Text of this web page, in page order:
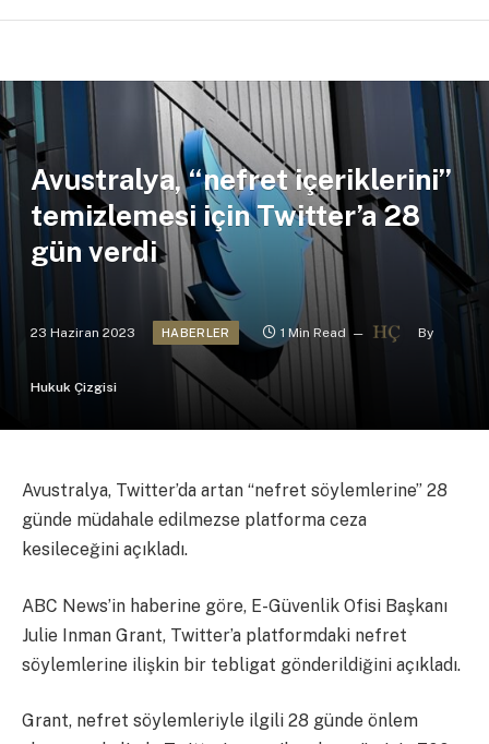
Avustralya, “nefret içeriklerini”
temizlemesi için Twitter’a 28
gün verdi
23 Haziran 2023 HABERLER 1 Min Read By
Hukuk Çizgisi
Avustralya, Twitter’da artan “nefret söylemlerine” 28
günde müdahale edilmezse platforma ceza
kesileceğini açıkladı.
ABC News’in haberine göre, E-Güvenlik Ofisi Başkanı
Julie Inman Grant, Twitter’a platformdaki nefret
söylemlerine ilişkin bir tebligat gönderildiğini açıkladı.
Grant, nefret söylemleriyle ilgili 28 günde önlem